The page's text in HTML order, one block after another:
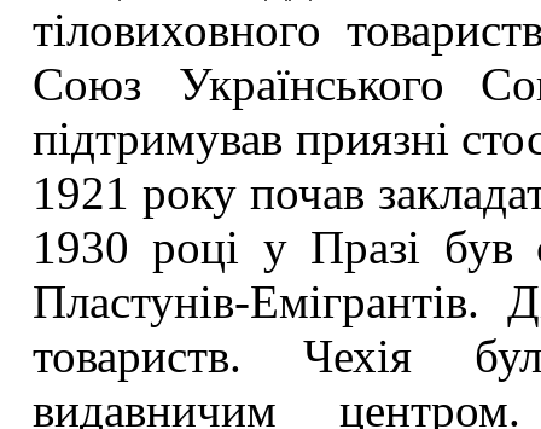
тіловиховного
Союз Українського
підтримував приязні
1921 року почав
1930 році у Празі був
Пластунів-Емігрантів.
товариств. Чехія
видавничим